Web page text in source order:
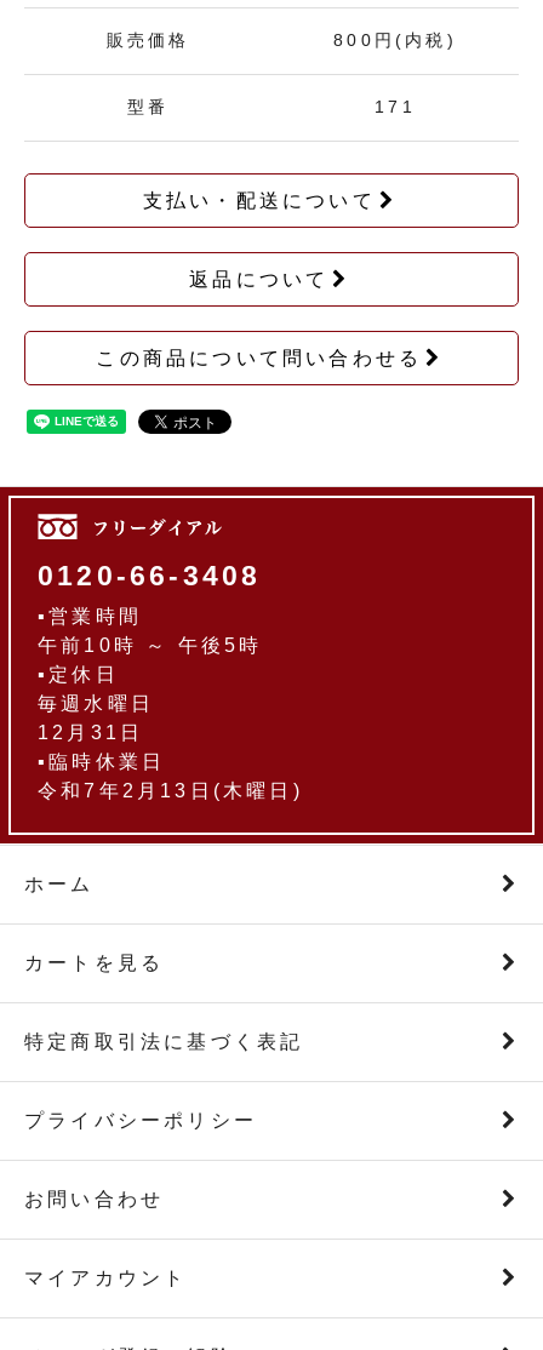
販売価格 800円(内税)
型番 171
支払い・配送について
返品について
この商品について問い合わせる
0120-66-3408
▪営業時間
午前10時 ～ 午後5時
▪定休日
毎週水曜日
12月31日
▪臨時休業日
令和7年2月13日(木曜日)
ホーム
カートを見る
特定商取引法に基づく表記
プライバシーポリシー
お問い合わせ
マイアカウント